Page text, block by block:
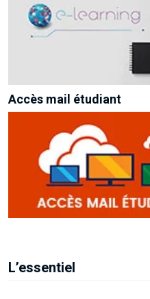
Accès mail étudiant
L’essentiel